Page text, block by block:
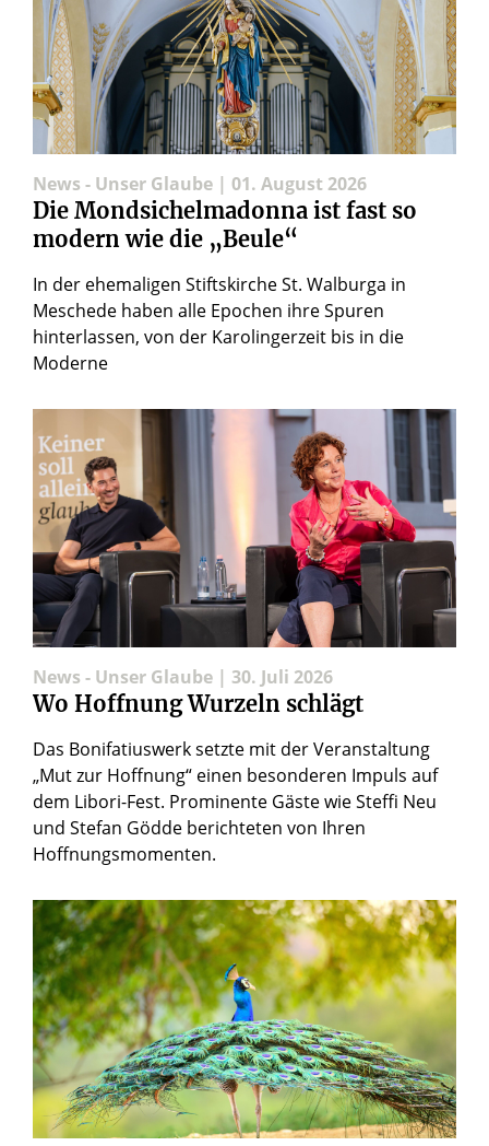
News - Unser Glaube | 01. August 2026
Die Mondsichelmadonna ist fast so
modern wie die „Beule“
In der ehemaligen Stiftskirche St. Walburga in
Meschede haben alle Epochen ihre Spuren
hinterlassen, von der Karolingerzeit bis in die
Moderne
News - Unser Glaube | 30. Juli 2026
Wo Hoffnung Wurzeln schlägt
Das Bonifatiuswerk setzte mit der Veranstaltung
„Mut zur Hoffnung“ einen besonderen Impuls auf
dem Libori-Fest. Prominente Gäste wie Steffi Neu
und Stefan Gödde berichteten von Ihren
Hoffnungsmomenten.